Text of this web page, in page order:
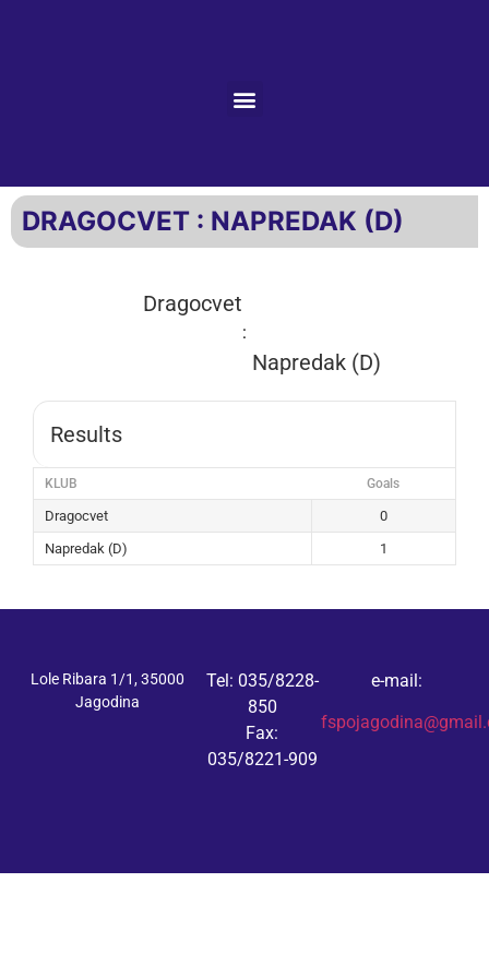
DRAGOCVET : NAPREDAK (D)
Dragocvet
:
Napredak (D)
Results
KLUB Goals
Dragocvet
0
Napredak (D)
1
Lole Ribara 1/1, 35000
Jagodina
Tel: 035/8228-
850
Fax:
035/8221-909
e-mail: